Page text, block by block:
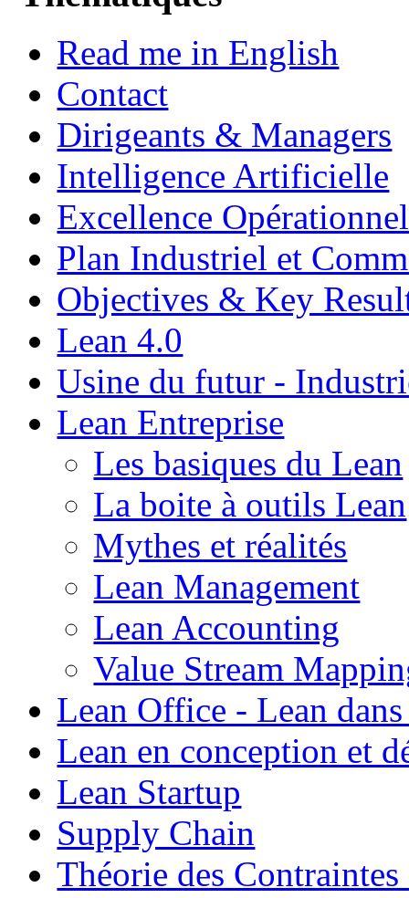
Read me in English
Contact
Dirigeants & Managers
Intelligence Artificielle
Excellence
Plan Industriel et
Objectives & Key
Lean 4.0
Usine du futur -
Lean Entreprise
Les basiques du Lean
La boite à outils Lean
Mythes et réalités
Lean Management
Lean Accounting
Value Stream
Lean Office - Lean
Lean en conception et
Lean Startup
Supply Chain
Théorie des